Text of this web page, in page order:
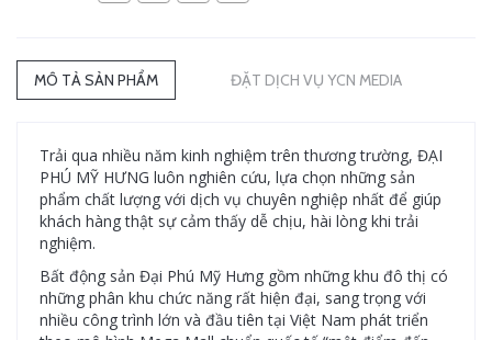
MÔ TẢ SẢN PHẨM ĐẶT DỊCH VỤ YCN MEDIA
Trải qua nhiều năm kinh nghiệm trên thương trường, ĐẠI
PHÚ MỸ HƯNG luôn nghiên cứu, lựa chọn những sản
phẩm chất lượng với dịch vụ chuyên nghiệp nhất để giúp
khách hàng thật sự cảm thấy dễ chịu, hài lòng khi trải
nghiệm.
Bất động sản Đại Phú Mỹ Hưng gồm những khu đô thị có
những phân khu chức năng rất hiện đại, sang trọng với
nhiều công trình lớn và đầu tiên tại Việt Nam phát triển